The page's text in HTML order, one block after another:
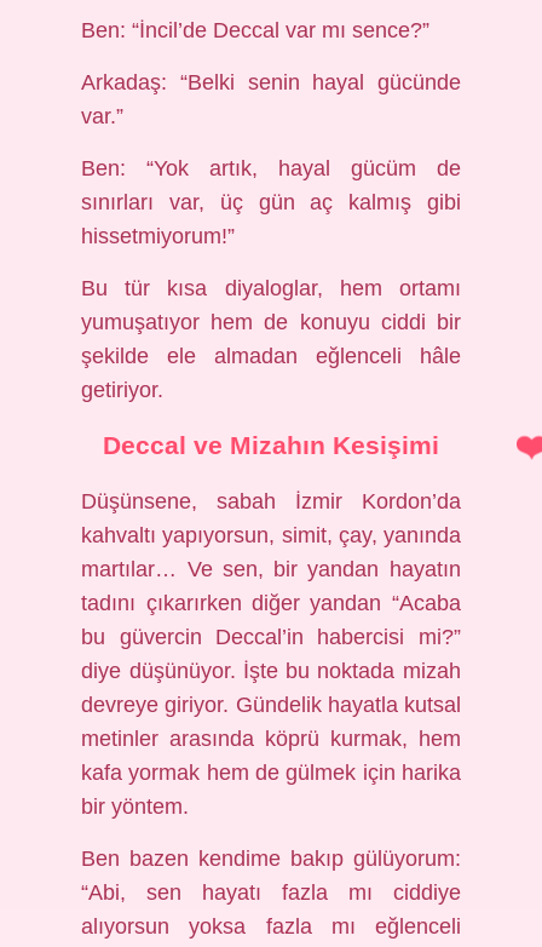
Ben: “İncil’de Deccal var mı sence?”
Arkadaş: “Belki senin hayal gücünde
var.”
Ben: “Yok artık, hayal gücüm de
sınırları var, üç gün aç kalmış gibi
hissetmiyorum!”
Bu tür kısa diyaloglar, hem ortamı
yumuşatıyor hem de konuyu ciddi bir
şekilde ele almadan eğlenceli hâle
getiriyor.
Deccal ve Mizahın Kesişimi
Düşünsene, sabah İzmir Kordon’da
kahvaltı yapıyorsun, simit, çay, yanında
martılar… Ve sen, bir yandan hayatın
tadını çıkarırken diğer yandan “Acaba
bu güvercin Deccal’in habercisi mi?”
diye düşünüyor. İşte bu noktada mizah
devreye giriyor. Gündelik hayatla kutsal
metinler arasında köprü kurmak, hem
kafa yormak hem de gülmek için harika
bir yöntem.
Ben bazen kendime bakıp gülüyorum:
“Abi, sen hayatı fazla mı ciddiye
alıyorsun yoksa fazla mı eğlenceli